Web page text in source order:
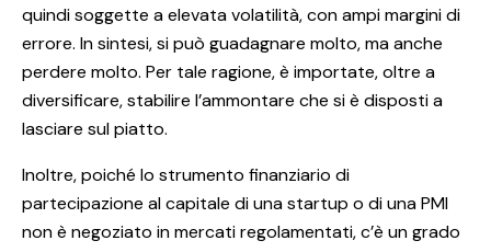
quindi soggette a elevata volatilità, con ampi margini di
errore. In sintesi, si può guadagnare molto, ma anche
perdere molto. Per tale ragione, è importate, oltre a
diversificare, stabilire l’ammontare che si è disposti a
lasciare sul piatto.
Inoltre, poiché lo strumento finanziario di
partecipazione al capitale di una startup o di una PMI
non è negoziato in mercati regolamentati, c’è un grado